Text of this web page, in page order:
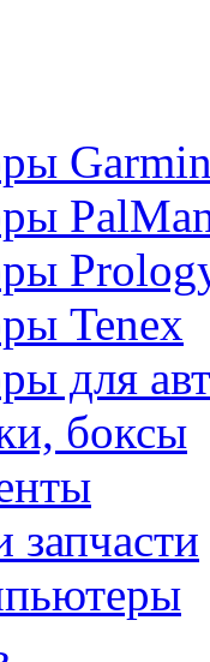
Tenex
для
боксы